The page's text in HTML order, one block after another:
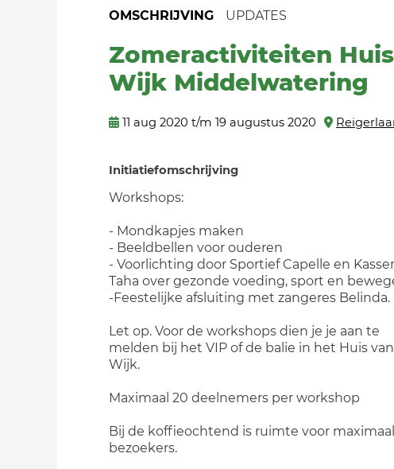
OMSCHRIJVING UPDATES
Zomeractiviteiten
Wijk Middelwatering
11 aug 2020 t/m 19 augustus 2020
Initiatiefomschrijving
Workshops:
- Mondkapjes maken
- Beeldbellen voor ouderen
- Voorlichting door Sportief Capelle en
Taha over gezonde voeding, sport en
-Feestelijke afsluiting met zangeres Belinda.
Let op. Voor de workshops dien je je aan te
melden bij het VIP of de balie in het Huis
Wijk.
Maximaal 20 deelnemers per workshop
Bij de koffieochtend is ruimte voor
bezoekers.